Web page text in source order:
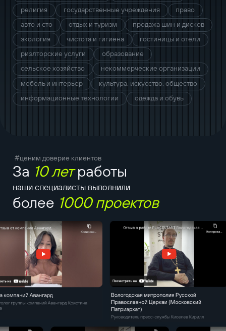
религия
государственные учреждения
право
авто и сто
отдых и туризм
продажа шин и дисков
экология
чистота и гигиена
гостиницы и отели
риэлторские услуги
образование
сельское хозяйство
некоммерческие организации
мебель и интерьер
культура, искусство, общество
информационные технологии
одежда и обувь
#ценим доверие клиентов
За 10 летработы
наши специалисты выполнили
более 1000 проектов